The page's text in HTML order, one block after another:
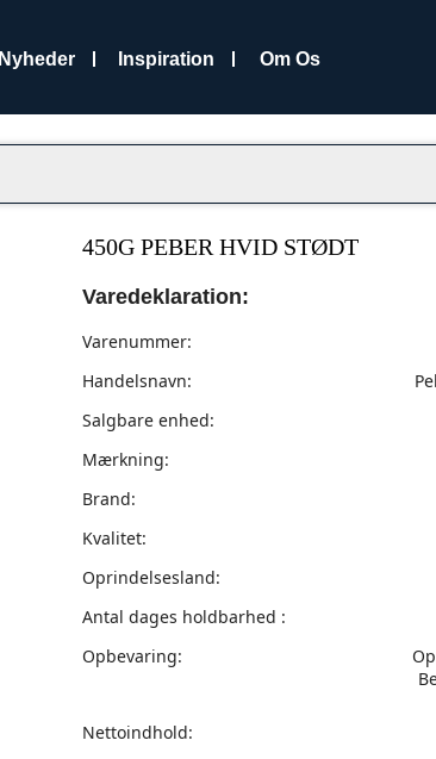
Nyheder Inspiration Om Os
450G PEBER HVID STØDT
Varedeklaration:
Varenummer:
Handelsnavn:
Salgbare enhed:
Mærkning:
Brand:
Kvalitet:
Oprindelsesland:
Antal dages holdbarhed :
Opbevaring:
Nettoindhold: